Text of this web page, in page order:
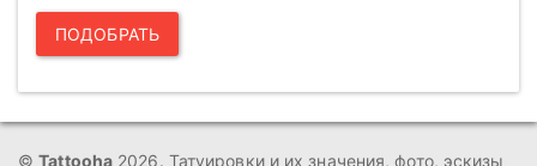
ПОДОБРАТЬ
©Tattooha 2026. Татуировки и их значения, фото, эскизы